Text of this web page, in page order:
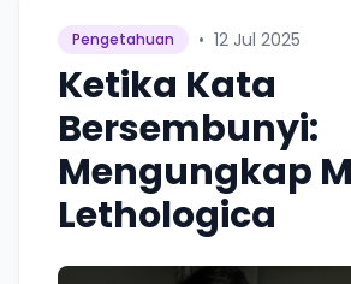
Pengetahuan • 12 Jul 2025
Ketika Kata
Bersembunyi:
Mengungkap
Lethologica